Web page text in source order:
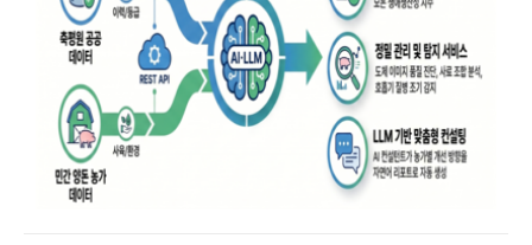
핵심 데이터 활용기관으로 합류하게 되었습니다. 공공과 민간에
흩어져 있던 축산 데이터를 하나로 연계하여, 양돈 농가의 생산성과
수익성을 극대화하는 ‘스마트 축산’ 생태계 조성에 아이와즈가
앞장서겠습니다.
본 과제에서 축산물품질평가원과 ㈜인포벨리코리아가 데이터 보유 및
활용을 맡고, 아이와즈는 고도화된 AI 기술을 실제 서비스로 구현하는
중추적인 역할을 전담하게 됩니다.